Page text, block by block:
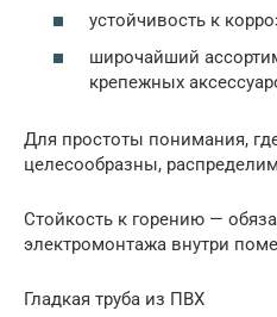
устойчивость к
широчайший
крепежных
Для простоты понимания,
целесообразны,
Стойкость к горению —
электромонтажа внутри
Гладкая труба из ПВХ